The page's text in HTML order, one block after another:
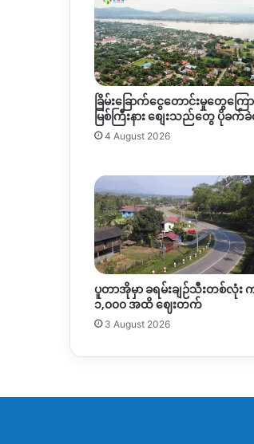
ခြိမ်းခြောက်ငွေတောင်းမှုတွေကြေ
မြစ်ကြီးနား စျေးသည်တွေ ပိုခက်
4 August 2026
ပူတာအိုမှာ ခရမ်းချဉ်သီးတစ်လုံး
၁,၀၀၀ အထိ ဈေးတက်
3 August 2026